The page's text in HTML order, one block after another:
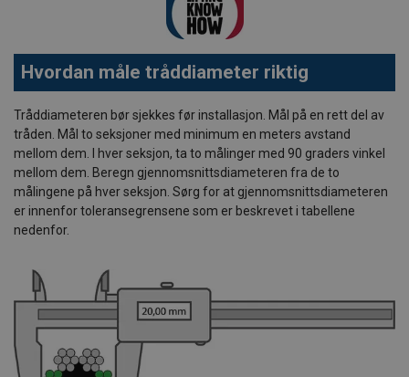
Hvordan måle tråddiameter riktig
Tråddiameteren bør sjekkes før installasjon. Mål på en rett del av
tråden. Mål to seksjoner med minimum en meters avstand
mellom dem. I hver seksjon, ta to målinger med 90 graders vinkel
mellom dem. Beregn gjennomsnittsdiameteren fra de to
målingene på hver seksjon. Sørg for at gjennomsnittsdiameteren
er innenfor toleransegrensene som er beskrevet i tabellene
nedenfor.